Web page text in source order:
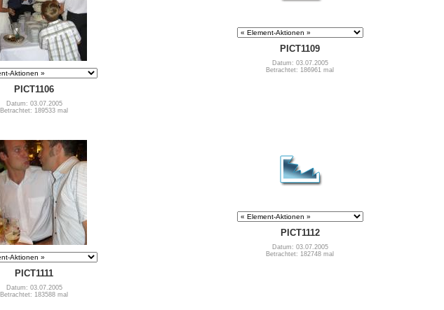
PICT1106
Datum: 03.07.2005
Betrachtet: 189533 mal
PICT1109
Datum: 03.07.2005
Betrachtet: 186961 mal
PICT1111
Datum: 03.07.2005
Betrachtet: 183588 mal
PICT1112
Datum: 03.07.2005
Betrachtet: 182748 mal